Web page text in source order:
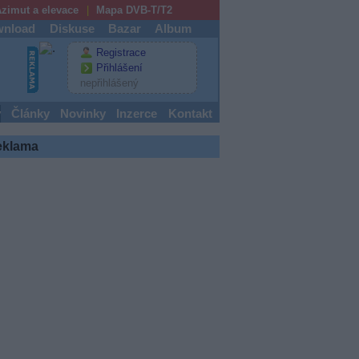
a elevace Mapa DVB-T/T2
Diskuse Bazar Album
Registrace
Přihlášení
nepřihlášený
Články Novinky Inzerce Kontakt